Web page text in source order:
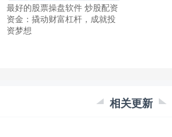
最好的股票操盘软件 炒股配资
资金：撬动财富杠杆，成就投
资梦想
相关更新